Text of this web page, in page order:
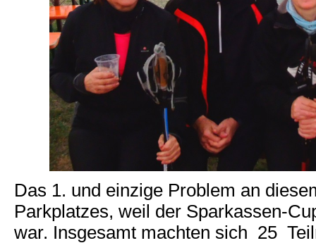
Das 1. und einzige Problem an
Parkplatzes, weil der Sparkassen-
war. Insgesamt machten sich 25